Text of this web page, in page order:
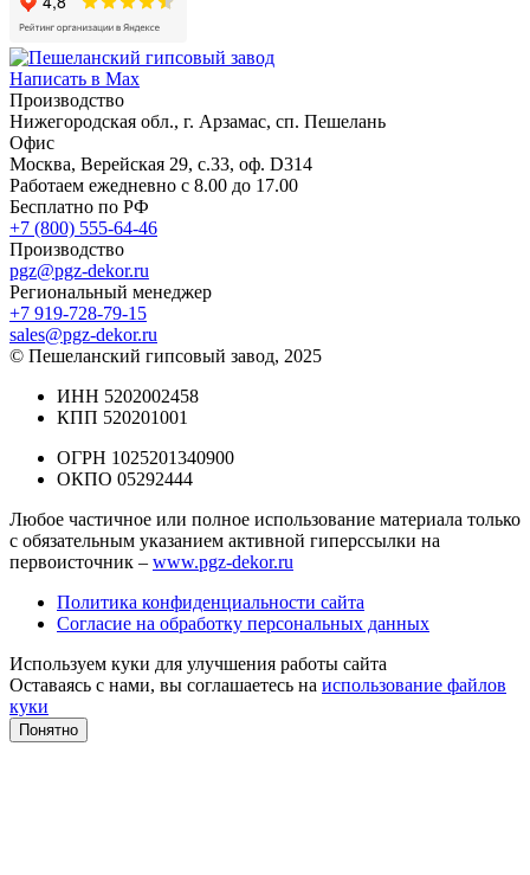
Написать в Max
Производство
Нижегородская обл., г. Арзамас, сп. Пешелань
Офис
Москва, Верейская 29, с.33, оф. D314
Работаем ежедневно с 8.00 до 17.00
Бесплатно по РФ
+7 (800) 555-64-46
Производство
pgz@pgz-dekor.ru
Региональный менеджер
+7 919-728-79-15
sales@pgz-dekor.ru
© Пешеланский гипсовый завод, 2025
ИНН 5202002458
КПП 520201001
ОГРН 1025201340900
ОКПО 05292444
Любое частичное или полное использование материала только
с обязательным указанием активной гиперссылки на
первоисточник – www.pgz-dekor.ru
Политика конфиденциальности сайта
Согласие на обработку персональных данных
Используем куки для улучшения работы сайта
Оставаясь с нами, вы соглашаетесь на использование файлов
куки
Понятно